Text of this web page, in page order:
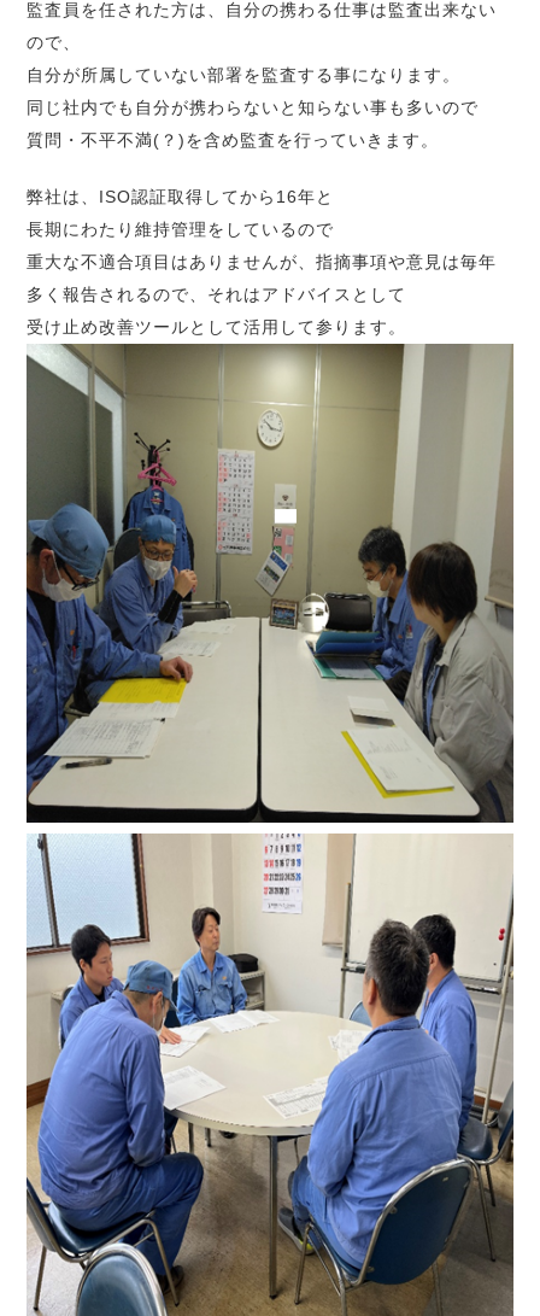
監査員を任された方は、自分の携わる仕事は監査出来ない
ので、
自分が所属していない部署を監査する事になります。
同じ社内でも自分が携わらないと知らない事も多いので
質問・不平不満(？)を含め監査を行っていきます。
弊社は、ISO認証取得してから16年と
長期にわたり維持管理をしているので
重大な不適合項目はありませんが、指摘事項や意見は毎年
多く報告されるので、それはアドバイスとして
受け止め改善ツールとして活用して参ります。